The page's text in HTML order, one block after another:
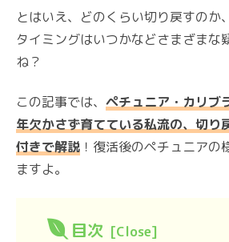
とはいえ、どのくらい切り戻すのか
タイミングはいつかなどさまざまな
ね？
この記事では、 ペチュニア・カリブ
年欠かさず育てている私流の、切り
付きで解説 ！復活後のペチュニアの
ますよ。
目次